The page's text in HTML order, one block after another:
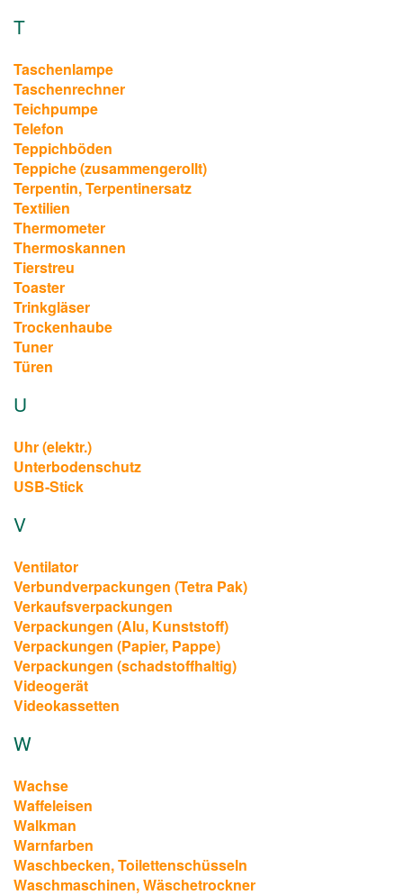
T
Taschenlampe
Taschenrechner
Teichpumpe
Telefon
Teppichböden
Teppiche (zusammengerollt)
Terpentin, Terpentinersatz
Textilien
Thermometer
Thermoskannen
Tierstreu
Toaster
Trinkgläser
Trockenhaube
Tuner
Türen
U
Uhr (elektr.)
Unterbodenschutz
USB-Stick
V
Ventilator
Verbundverpackungen (Tetra Pak)
Verkaufsverpackungen
Verpackungen (Alu, Kunststoff)
Verpackungen (Papier, Pappe)
Verpackungen (schadstoffhaltig)
Videogerät
Videokassetten
W
Wachse
Waffeleisen
Walkman
Warnfarben
Waschbecken, Toilettenschüsseln
Waschmaschinen, Wäschetrockner